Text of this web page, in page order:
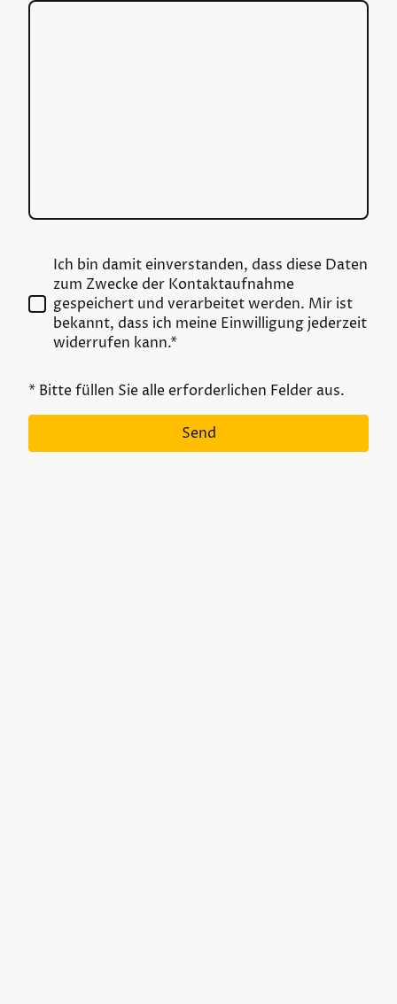
Ich bin damit einverstanden, dass diese Daten
zum Zwecke der Kontaktaufnahme
gespeichert und verarbeitet werden. Mir ist
bekannt, dass ich meine Einwilligung jederzeit
widerrufen kann.*
* Bitte füllen Sie alle erforderlichen Felder aus.
Send